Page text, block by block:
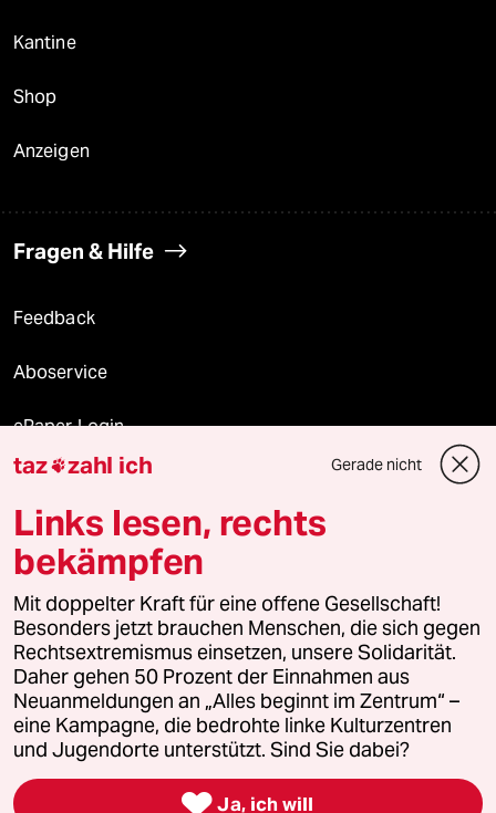
Kantine
Shop
Anzeigen
Fragen & Hilfe
Feedback
Aboservice
ePaper Login
Downloads für Abonnierende
© 2026 taz Verlags und Vertriebs GmbH
Alle Rechte vorbehalten. Bei rechtlichen Fragen oder für Genehmigungen
wenden Sie sich bitte an
lizenzen@taz.de
Feedback Redaktionsstatut Kommune-Richtlinien
Leitlinie Informant Datenschutz Impressum AGB
Seitenwende Einwilligungen widerrufen (Ads)
taz zahl ich Gerade nicht
Links lesen, rechts
bekämpfen
Mit doppelter Kraft für eine offene Gesellschaft!
Besonders jetzt brauchen Menschen, die sich gegen
Rechtsextremismus einsetzen, unsere Solidarität.
Daher gehen 50 Prozent der Einnahmen aus
Neuanmeldungen an „Alles beginnt im Zentrum“ –
eine Kampagne, die bedrohte linke Kulturzentren
und Jugendorte unterstützt. Sind Sie dabei?
 Ja, ich will